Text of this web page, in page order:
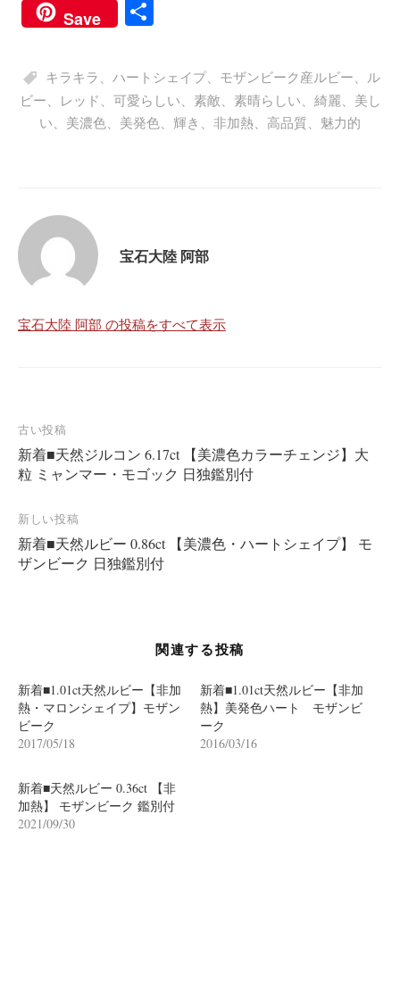
bo
ok
tte
r A
pp
ha
t
ge
Save
キラキラ ハートシェイプ、 モザンビーク産ルビー
ル
ビー、 レッド 、 可愛らしい、 素敵、 素晴らしい、 綺麗、 美し
い、 美濃色、 美発色、 輝き 、 非加熱、 高品質、 魅力的
宝石大陸 阿部
宝石大陸 阿部 の投稿をすべて表示
投
稿
ナ
ビ
ゲ
ー
古い投稿
新着■天然ジルコン 6.17ct 【美濃色カラーチェンジ】大
粒 ミャンマー・モゴック 日独鑑別付
新しい投稿
新着■天然ルビー 0.86ct 【美濃色・ハートシェイプ】 モ
ザンビーク 日独鑑別付
関連する投稿
新着■1.01ct天然ルビー【非加
熱・マロンシェイプ】モザン
ビーク
2017/05/18
新着■1.01ct天然ルビー【非加
熱】美発色ハート モザンビ
ーク
2016/03/16
新着■天然ルビー 0.36ct 【非
加熱】 モザンビーク 鑑別付
2021/09/30